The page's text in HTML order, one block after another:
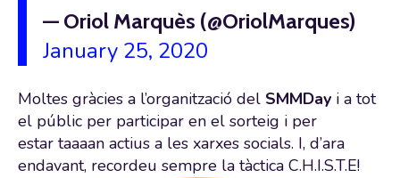
— Oriol Marquès (@OriolMarques)
January 25, 2020
Moltes gràcies a l’organització del SMMDay i a tot
el públic per participar en el sorteig i per
estar taaaan actius a les xarxes socials. I, d’ara
endavant, recordeu sempre la tàctica C.H.I.S.T.E!